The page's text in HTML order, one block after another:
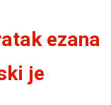
ezana
je